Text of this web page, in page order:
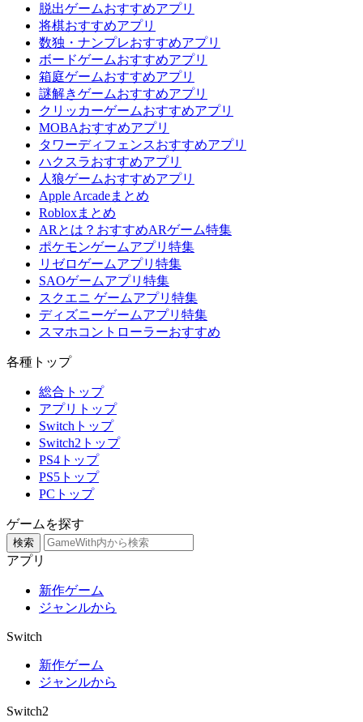
脱出ゲームおすすめアプリ
将棋おすすめアプリ
数独・ナンプレおすすめアプリ
ボードゲームおすすめアプリ
箱庭ゲームおすすめアプリ
謎解きゲームおすすめアプリ
クリッカーゲームおすすめアプリ
MOBAおすすめアプリ
タワーディフェンスおすすめアプリ
ハクスラおすすめアプリ
人狼ゲームおすすめアプリ
Apple Arcadeまとめ
Robloxまとめ
ARとは？おすすめARゲーム特集
ポケモンゲームアプリ特集
リゼロゲームアプリ特集
SAOゲームアプリ特集
スクエニ ゲームアプリ特集
ディズニーゲームアプリ特集
スマホコントローラーおすすめ
各種トップ
総合トップ
アプリトップ
Switchトップ
Switch2トップ
PS4トップ
PS5トップ
PCトップ
ゲームを探す
検索
アプリ
新作ゲーム
ジャンルから
Switch
新作ゲーム
ジャンルから
Switch2